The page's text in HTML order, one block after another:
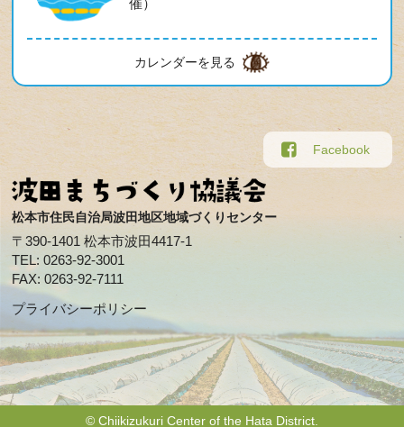
催）
カレンダーを見る
松本市住民自治局波田地区地域づくりセンター
〒390-1401 松本市波田4417-1
TEL: 0263-92-3001
FAX: 0263-92-7111
プライバシーポリシー
Facebook
© Chiikizukuri Center of the Hata District.